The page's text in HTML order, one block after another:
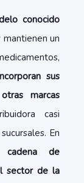
conocido
un
sus
marcas
casi
En
de
sector de la